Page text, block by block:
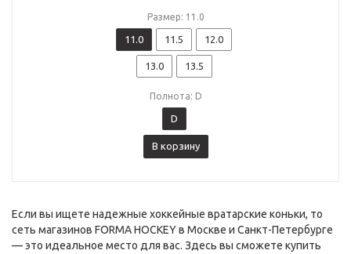
Размер: 11.0
11.0 11.5 12.0
13.0 13.5
Полнота: D
D
В корзину
Если вы ищете надежные хоккейные вратарские коньки, то
сеть магазинов FORMA HOCKEY в Москве и Санкт-Петербурге
— это идеальное место для вас. Здесь вы сможете купить